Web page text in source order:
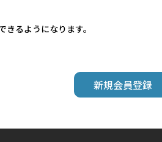
るようになります。